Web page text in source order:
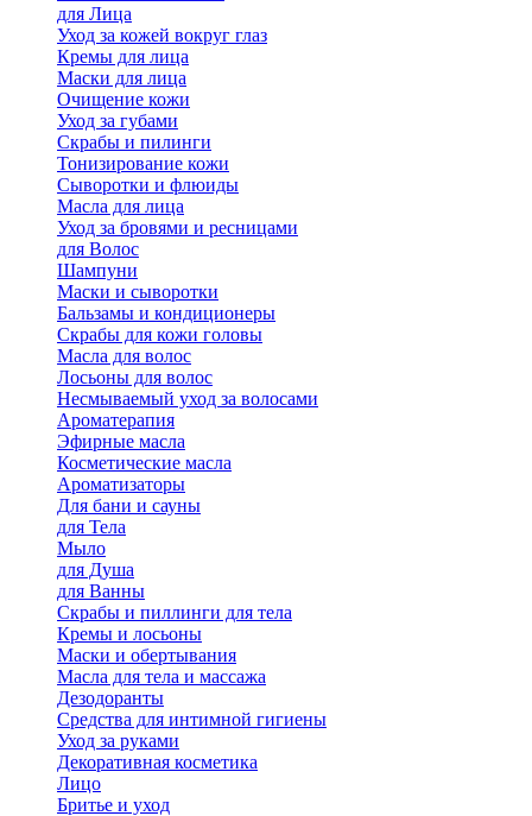
для Лица
Уход за кожей вокруг глаз
Кремы для лица
Маски для лица
Очищение кожи
Уход за губами
Скрабы и пилинги
Тонизирование кожи
Сыворотки и флюиды
Масла для лица
Уход за бровями и ресницами
для Волос
Шампуни
Маски и сыворотки
Бальзамы и кондиционеры
Скрабы для кожи головы
Масла для волос
Лосьоны для волос
Несмываемый уход за волосами
Ароматерапия
Эфирные масла
Косметические масла
Ароматизаторы
Для бани и сауны
для Тела
Мыло
для Душа
для Ванны
Скрабы и пиллинги для тела
Кремы и лосьоны
Маски и обертывания
Масла для тела и массажа
Дезодоранты
Средства для интимной гигиены
Уход за руками
Декоративная косметика
Лицо
Бритье и уход